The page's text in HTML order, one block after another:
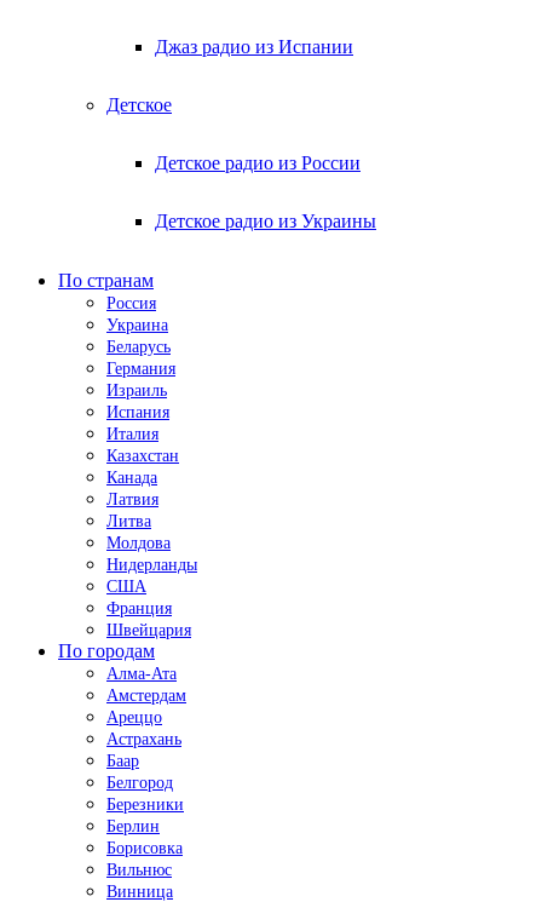
Джаз радио из Испании
Детское
Детское радио из России
Детское радио из Украины
По странам
Россия
Украина
Беларусь
Германия
Израиль
Испания
Италия
Казахстан
Канада
Латвия
Литва
Молдова
Нидерланды
США
Франция
Швейцария
По городам
Алма-Ата
Амстердам
Ареццо
Астрахань
Баар
Белгород
Березники
Берлин
Борисовка
Вильнюс
Винница